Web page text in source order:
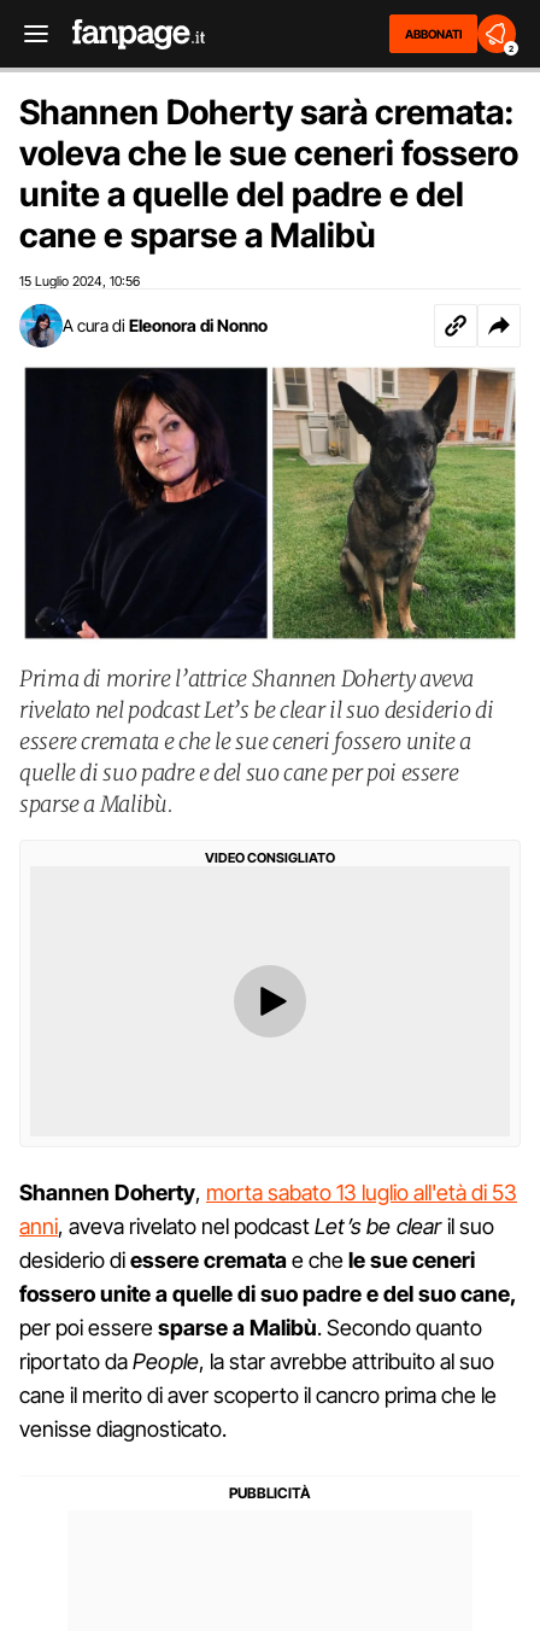
ABBONATI
2
Shannen Doherty sarà cremata:
voleva che le sue ceneri fossero
unite a quelle del padre e del
cane e sparse a Malibù
15 Luglio 2024 10:56
A cura di Eleonora di Nonno
Prima di morire l’attrice Shannen Doherty aveva
rivelato nel podcast Let’s be clear il suo desiderio di
essere cremata e che le sue ceneri fossero unite a
quelle di suo padre e del suo cane per poi essere
sparse a Malibù.
VIDEO CONSIGLIATO
Shannen Doherty, morta sabato 13 luglio all'età di 53
anni, aveva rivelato nel podcastLet’s be clearil suo
desiderio diessere crematae chele sue ceneri
fossero unite a quelle di suo padre e del suo cane,
per poi esseresparse a Malibù. Secondo quanto
riportato daPeople, la star avrebbe attribuito al suo
cane il merito di aver scoperto il cancro prima che le
venisse diagnosticato.